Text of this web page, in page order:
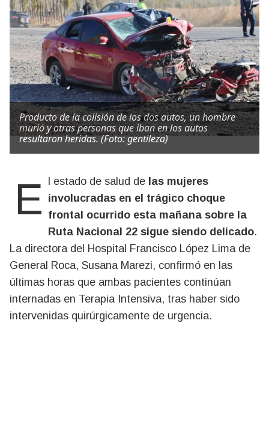
Producto de la colisión de los dos autos, un hombre
murió y otras personas que iban en los autos
resultaron heridas. (Foto: gentileza)
El estado de salud de las mujeres
involucradas en el trágico choque
frontal ocurrido esta mañana sobre la
Ruta Nacional 22 sigue siendo delicado.
La directora del Hospital Francisco López Lima de
General Roca, Susana Marezi, confirmó en las
últimas horas que ambas pacientes continúan
internadas en Terapia Intensiva, tras haber sido
intervenidas quirúrgicamente de urgencia.